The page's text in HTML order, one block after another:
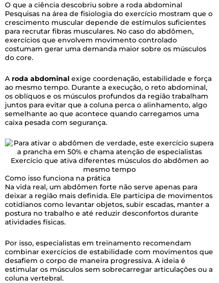
O que a ciência descobriu sobre a roda abdominal
Pesquisas na área de fisiologia do exercício mostram que o
crescimento muscular depende de estímulos suficientes
para recrutar fibras musculares. No caso do abdômen,
exercícios que envolvem movimento controlado
costumam gerar uma demanda maior sobre os músculos
do core.
A roda abdominal exige coordenação, estabilidade e força
ao mesmo tempo. Durante a execução, o reto abdominal,
os oblíquos e os músculos profundos da região trabalham
juntos para evitar que a coluna perca o alinhamento, algo
semelhante ao que acontece quando carregamos uma
caixa pesada com segurança.
Exercício que ativa diferentes músculos do abdômen ao
mesmo tempo
Como isso funciona na prática
Na vida real, um abdômen forte não serve apenas para
deixar a região mais definida. Ele participa de movimentos
cotidianos como levantar objetos, subir escadas, manter a
postura no trabalho e até reduzir desconfortos durante
atividades físicas.
Por isso, especialistas em treinamento recomendam
combinar exercícios de estabilidade com movimentos que
desafiem o corpo de maneira progressiva. A ideia é
estimular os músculos sem sobrecarregar articulações ou a
coluna vertebral.